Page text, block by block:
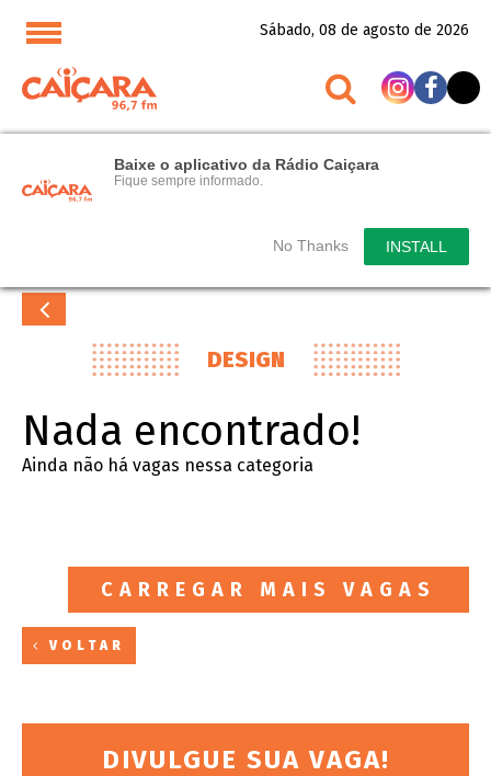
Baixe o aplicativo da Rádio Caiçara
Fique sempre informado.
No Thanks INSTALL
Sábado, 08 de agosto de 2026
DESIGN
Nada encontrado!
Ainda não há vagas nessa categoria
CARREGAR MAIS VAGAS
VOLTAR
DIVULGUE SUA VAGA!